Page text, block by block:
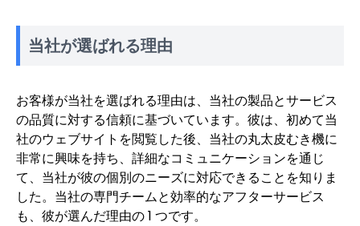
当社が選ばれる理由
お客様が当社を選ばれる理由は、当社の製品とサービス
の品質に対する信頼に基づいています。彼は、初めて当
社のウェブサイトを閲覧した後、当社の丸太皮むき機に
非常に興味を持ち、詳細なコミュニケーションを通じ
て、当社が彼の個別のニーズに対応できることを知りま
した。当社の専門チームと効率的なアフターサービス
も、彼が選んだ理由の 1 つです。